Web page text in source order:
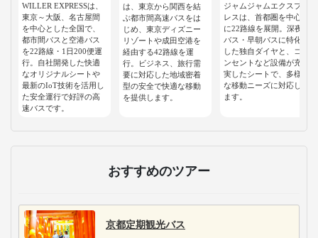
WILLER EXPRESSは、
東京～大阪、名古屋間
を中心とした全国で、
都市間バスと空港バス
を22路線・1日200便運
行。自社開発した快適
なオリジナルシートや
最新のIoT技術を活用し
た安全運行で好評の高
速バスです。
は、東京から関西を結
ぶ都市間高速バスをは
じめ、東京ディズニー
リゾートや成田空港を
経由する42路線を運
行。ビジネス、旅行需
要に対応した地域密着
型の安全で快適な移動
を提供します。
ジャムジャムエクスプ
レスは、首都圏を中心
に22路線を展開。深夜
バス・早朝バスに特化
した独自ダイヤと、コ
ンセントなど設備が充
実したシートで、多様
な移動ニーズに対応し
ます。
おすすめのツアー
京都定期観光バス